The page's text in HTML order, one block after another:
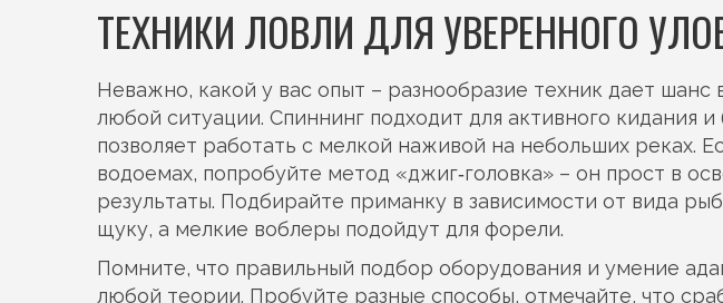
ТЕХНИКИ ЛОВЛИ ДЛЯ УВЕРЕННОГО
Неважно, какой у вас опыт – разнообразие техник дает шанс
любой ситуации. Спиннинг подходит для активного кидания
позволяет работать с мелкой наживой на небольших реках.
водоемах, попробуйте метод «джиг‑головка» – он прост в
результаты. Подбирайте приманку в зависимости от вида
щуку, а мелкие воблеры подойдут для форели.
Помните, что правильный подбор оборудования и умение
любой теории. Пробуйте разные способы, отмечайте, что